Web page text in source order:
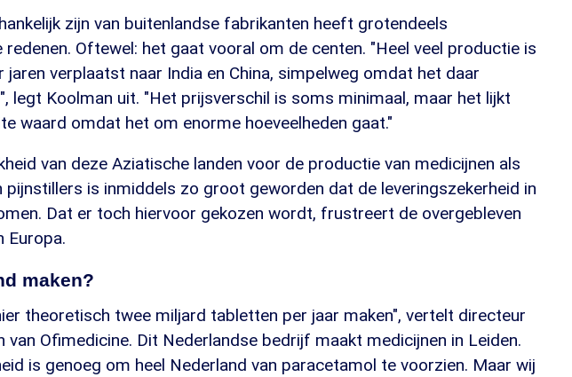
zijn van buitenlandse fabrikanten heeft grotendeels
redenen. Oftewel: het gaat vooral om de centen. "Heel veel productie is
jaren verplaatst naar India en China, simpelweg omdat het daar
legt Koolman uit. "Het prijsverschil is soms minimaal, maar het lijkt
waard omdat het om enorme hoeveelheden gaat."
van deze Aziatische landen voor de productie van medicijnen als
pijnstillers is inmiddels zo groot geworden dat de leveringszekerheid in
Dat er toch hiervoor gekozen wordt, frustreert de overgebleven
Europa.
maken?
theoretisch twee miljard tabletten per jaar maken", vertelt directeur
van Ofimedicine. Dit Nederlandse bedrijf maakt medicijnen in Leiden.
is genoeg om heel Nederland van paracetamol te voorzien. Maar wij